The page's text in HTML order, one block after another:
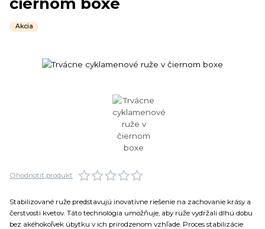
Akcia
Ohodnotiť produkt
Stabilizované ruže predstavujú inovatívne riešenie na zachovanie krásy a
čerstvosti kvetov. Táto technológia umožňuje, aby ruže vydržali dlhú dobu
bez akéhokoľvek úbytku v ich prirodzenom vzhľade. Proces stabilizácie